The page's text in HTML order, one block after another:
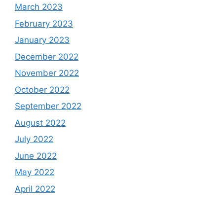
March 2023
February 2023
January 2023
December 2022
November 2022
October 2022
September 2022
August 2022
July 2022
June 2022
May 2022
April 2022